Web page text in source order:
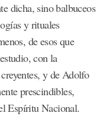
dicha, sino balbuceos
y rituales
de esos que
con la
y de Adolfo
prescindibles,
Espíritu Nacional.